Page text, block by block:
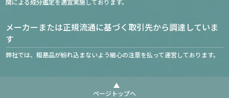
メーカーまたは正規流通に基づく取引先から調達していま
す
弊社では、粗悪品が紛れ込まないよう細心の注意を払って運営しております。
ページトップへ